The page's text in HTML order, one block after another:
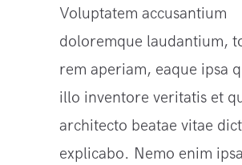
Voluptatem accusantium
doloremque laudantium,
rem aperiam, eaque ipsa
illo inventore veritatis et
architecto beatae vitae
explicabo. Nemo enim